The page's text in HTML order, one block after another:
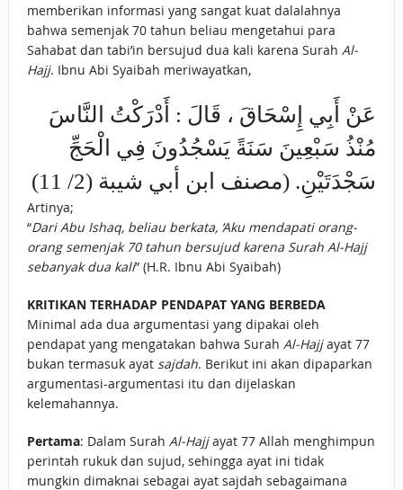
memberikan informasi yang sangat kuat dalalahnya
bahwa semenjak 70 tahun beliau mengetahui para
Sahabat dan tabi’in bersujud dua kali karena Surah Al-
Hajj. Ibnu Abi Syaibah meriwayatkan,
عَنْ أَبِي إِسْحَاقَ ، قَالَ : أَدْرَكْتُ النَّاسَ
مُنْذُ سَبْعِينَ سَنَةً يَسْجُدُونَ فِي الْحَجِّ
سَجْدَتَيْنِ. (مصنف ابن أبي شيبة (2/ 11)
Artinya;
“Dari Abu Ishaq, beliau berkata, ‘Aku mendapati orang-
orang semenjak 70 tahun bersujud karena Surah Al-Hajj
sebanyak dua kali” (H.R. Ibnu Abi Syaibah)
KRITIKAN TERHADAP PENDAPAT YANG BERBEDA
Minimal ada dua argumentasi yang dipakai oleh
pendapat yang mengatakan bahwa Surah Al-Hajjayat 77
bukan termasuk ayat sajdah. Berikut ini akan dipaparkan
argumentasi-argumentasi itu dan dijelaskan
kelemahannya.
Pertama: Dalam Surah Al-Hajjayat 77 Allah menghimpun
perintah rukuk dan sujud, sehingga ayat ini tidak
mungkin dimaknai sebagai ayat sajdah sebagaimana